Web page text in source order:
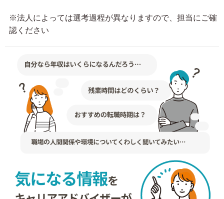
※法人によっては選考過程が異なりますので、担当にご確
認ください